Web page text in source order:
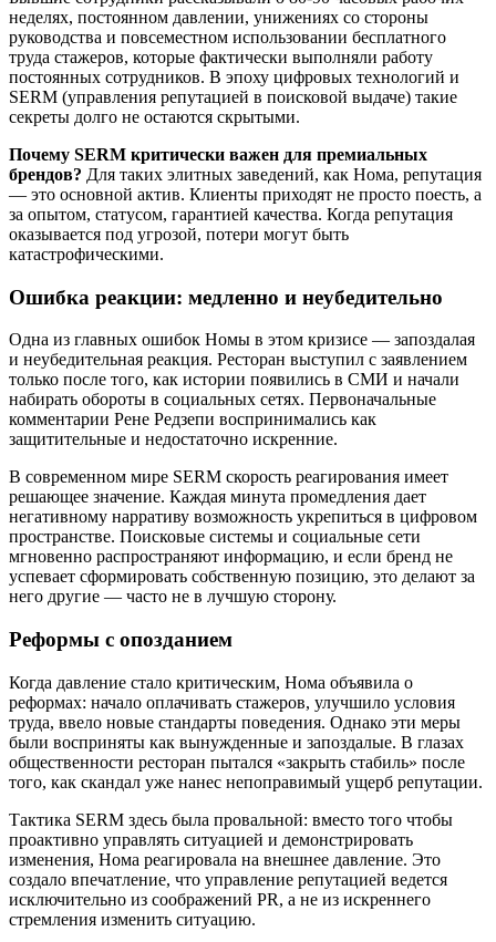
неделях, постоянном давлении, унижениях со стороны
руководства и повсеместном использовании бесплатного
труда стажеров, которые фактически выполняли работу
постоянных сотрудников. В эпоху цифровых технологий и
SERM (управления репутацией в поисковой выдаче) такие
секреты долго не остаются скрытыми.
Почему SERM критически важен для премиальных
брендов? Для таких элитных заведений, как Нома, репутация
— это основной актив. Клиенты приходят не просто поесть, а
за опытом, статусом, гарантией качества. Когда репутация
оказывается под угрозой, потери могут быть
катастрофическими.
Ошибка реакции: медленно и неубедительно
Одна из главных ошибок Номы в этом кризисе — запоздалая
и неубедительная реакция. Ресторан выступил с заявлением
только после того, как истории появились в СМИ и начали
набирать обороты в социальных сетях. Первоначальные
комментарии Рене Редзепи воспринимались как
защитительные и недостаточно искренние.
В современном мире SERM скорость реагирования имеет
решающее значение. Каждая минута промедления дает
негативному нарративу возможность укрепиться в цифровом
пространстве. Поисковые системы и социальные сети
мгновенно распространяют информацию, и если бренд не
успевает сформировать собственную позицию, это делают за
него другие — часто не в лучшую сторону.
Реформы с опозданием
Когда давление стало критическим, Нома объявила о
реформах: начало оплачивать стажеров, улучшило условия
труда, ввело новые стандарты поведения. Однако эти меры
были восприняты как вынужденные и запоздалые. В глазах
общественности ресторан пытался «закрыть стабиль» после
того, как скандал уже нанес непоправимый ущерб репутации.
Тактика SERM здесь была провальной: вместо того чтобы
проактивно управлять ситуацией и демонстрировать
изменения, Нома реагировала на внешнее давление. Это
создало впечатление, что управление репутацией ведется
исключительно из соображений PR, а не из искреннего
стремления изменить ситуацию.